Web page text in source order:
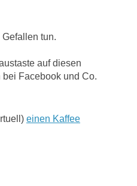
tun.
auf diesen
Facebook und Co.
einen Kaffee